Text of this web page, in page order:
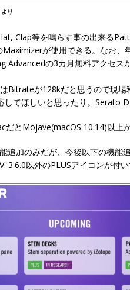
り
Clap等を鳴らす事の出来る
が使用できる。なお、
Advancedの3カ月無料アクセス
Bitrateが128kだと思うので現場
てほしいと思ったり。Serato
だとMojave(macOS 10.14)以上
追加のみだが、今後以下の機能
3.6.0以外のPLUSアイコンが付